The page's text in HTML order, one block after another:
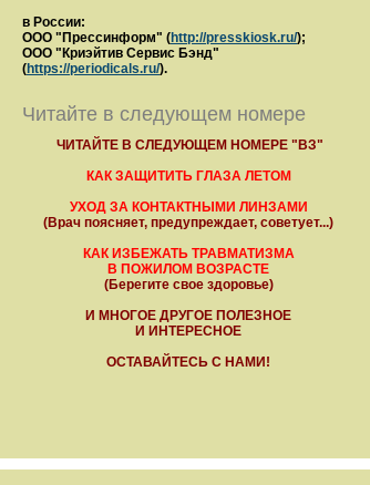
в России:
ООО "Прессинформ" (http://presskiosk.ru/);
ООО "Криэйтив Сервис Бэнд"
(https://periodicals.ru/).
Читайте в следующем номере
ЧИТАЙТЕ В СЛЕДУЮЩЕМ НОМЕРЕ "ВЗ"
КАК ЗАЩИТИТЬ ГЛАЗА ЛЕТОМ
УХОД ЗА КОНТАКТНЫМИ ЛИНЗАМИ
(Врач поясняет, предупреждает, советует...)
КАК ИЗБЕЖАТЬ ТРАВМАТИЗМА
В ПОЖИЛОМ ВОЗРАСТЕ
(Берегите свое здоровье)
И МНОГОЕ ДРУГОЕ ПОЛЕЗНОЕ
И ИНТЕРЕСНОЕ
ОСТАВАЙТЕСЬ С НАМИ!